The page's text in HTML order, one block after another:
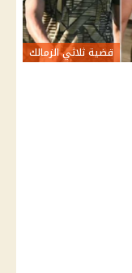
قضية ثلاثي الزمالك